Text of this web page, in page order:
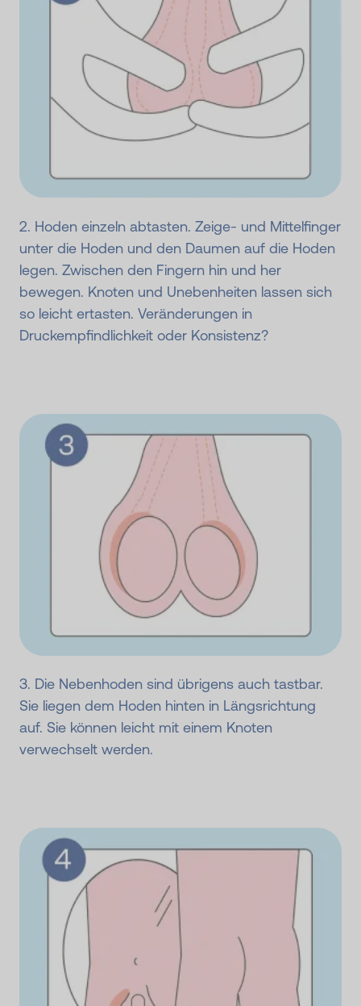
2. Hoden einzeln abtasten. Zeige- und Mittelfinger
unter die Hoden und den Daumen auf die Hoden
legen. Zwischen den Fingern hin und her
bewegen. Knoten und Unebenheiten lassen sich
so leicht ertasten. Veränderungen in
Druckempfindlichkeit oder Konsistenz?
3. Die Nebenhoden sind übrigens auch tastbar.
Sie liegen dem Hoden hinten in Längsrichtung
auf. Sie können leicht mit einem Knoten
verwechselt werden.